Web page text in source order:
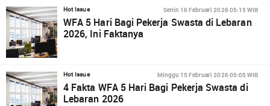
Hot Issue Senin 16 Februari 2026 05:15 WIB
WFA 5 Hari Bagi Pekerja Swasta di Lebaran
2026, Ini Faktanya
Hot Issue Minggu 15 Februari 2026 05:05 WIB
4 Fakta WFA 5 Hari Bagi Pekerja Swasta di
Lebaran 2026